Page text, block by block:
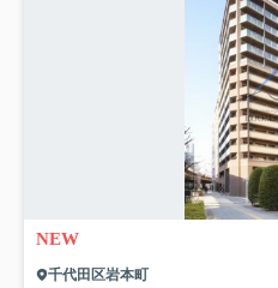
NEW
千代田区岩本町